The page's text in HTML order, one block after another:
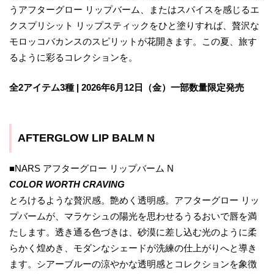
うアフターグロー リップバーム、またはスパイスを感じるエ
クスプリシット リップスティックをひと塗りすれば、贅沢な
モロッコバカンスのスピリットが花開きます。この夏、旅す
るように彩るコレクションを。
全2アイテム3種 | 2026年6月12日（金）一部数量限定発売
AFTERGLOW LIP BALM N
■NARS アフターグロー リップバーム N
COLOR WORTH CRAVING
とろけるような贅沢感。艶めく透明感。アフターグロー リッ
プバームが、マラケシュの陽光を思わせるうるおいで唇を満
たします。透き通る色づきは、砂漠に差し込む光のように柔
らかく煌めき、モダンなシェードが洗練の仕上がりへと導き
ます。シアーブルーの涼やかな透明感とコレクションを象徴